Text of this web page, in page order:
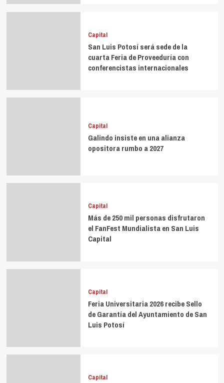
Capital
San Luis Potosí será sede de la
cuarta Feria de Proveeduría con
conferencistas internacionales
Capital
Galindo insiste en una alianza
opositora rumbo a 2027
Capital
Más de 250 mil personas disfrutaron
el FanFest Mundialista en San Luis
Capital
Capital
Feria Universitaria 2026 recibe Sello
de Garantía del Ayuntamiento de San
Luis Potosí
Capital